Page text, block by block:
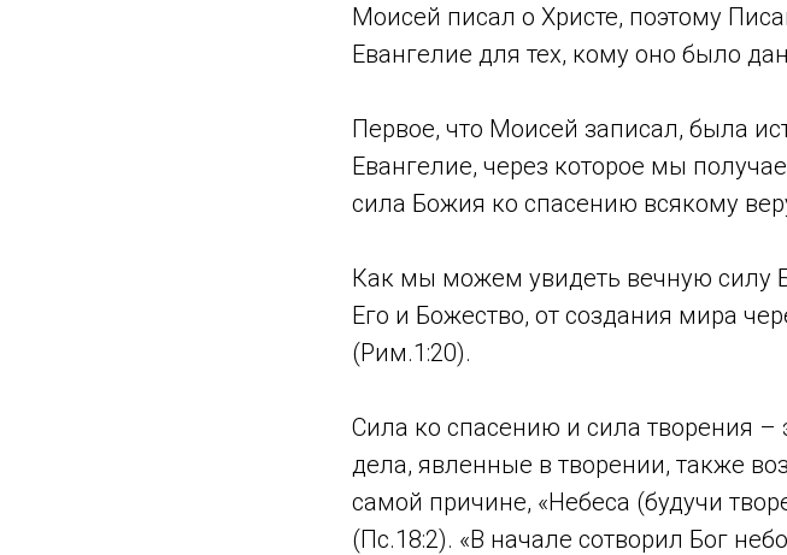
Моисей писал о Христе, поэтому
Евангелие для тех, кому оно было
Первое, что Моисей записал, была
Евангелие, через которое мы
сила Божия ко спасению всякому
Как мы можем увидеть вечную силу
Его и Божество, от создания мира
(Рим.1:20).
Сила ко спасению и сила творения –
дела, явленные в творении, также
самой причине, «Небеса (будучи
(Пс.18:2). «В начале сотворил Бог